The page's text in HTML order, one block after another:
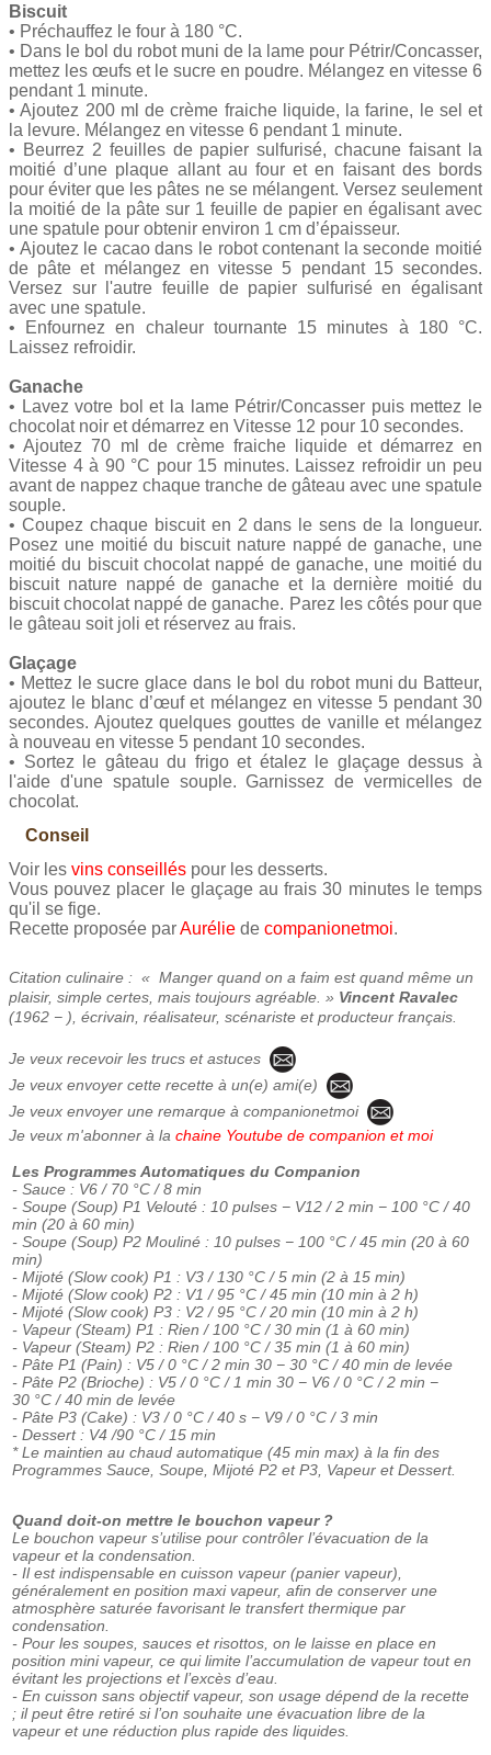
Biscuit
• Préchauffez le four à 180 °C.
• Dans le bol du robot muni de la lame pour Pétrir/Concasser,
mettez les œufs et le sucre en poudre. Mélangez en vitesse 6
pendant 1 minute.
• Ajoutez 200 ml de crème fraiche liquide, la farine, le sel et
la levure. Mélangez en vitesse 6 pendant 1 minute.
• Beurrez 2 feuilles de papier sulfurisé, chacune faisant la
moitié d’une plaque allant au four et en faisant des bords
pour éviter que les pâtes ne se mélangent. Versez seulement
la moitié de la pâte sur 1 feuille de papier en égalisant avec
une spatule pour obtenir environ 1 cm d’épaisseur.
• Ajoutez le cacao dans le robot contenant la seconde moitié
de pâte et mélangez en vitesse 5 pendant 15 secondes.
Versez sur l'autre feuille de papier sulfurisé en égalisant
avec une spatule.
• Enfournez en chaleur tournante 15 minutes à 180 °C.
Laissez refroidir.
Ganache
• Lavez votre bol et la lame Pétrir/Concasser puis mettez le
chocolat noir et démarrez en Vitesse 12 pour 10 secondes.
• Ajoutez 70 ml de crème fraiche liquide et démarrez en
Vitesse 4 à 90 °C pour 15 minutes. Laissez refroidir un peu
avant de nappez chaque tranche de gâteau avec une spatule
souple.
• Coupez chaque biscuit en 2 dans le sens de la longueur.
Posez une moitié du biscuit nature nappé de ganache, une
moitié du biscuit chocolat nappé de ganache, une moitié du
biscuit nature nappé de ganache et la dernière moitié du
biscuit chocolat nappé de ganache. Parez les côtés pour que
le gâteau soit joli et réservez au frais.
Glaçage
• Mettez le sucre glace dans le bol du robot muni du Batteur,
ajoutez le blanc d’œuf et mélangez en vitesse 5 pendant 30
secondes. Ajoutez quelques gouttes de vanille et mélangez
à nouveau en vitesse 5 pendant 10 secondes.
• Sortez le gâteau du frigo et étalez le glaçage dessus à
l'aide d'une spatule souple. Garnissez de vermicelles de
chocolat.
Conseil
Voir les vins conseillés pour les desserts.
Vous pouvez placer le glaçage au frais 30 minutes le temps
qu'il se fige.
Recette proposée parAurélie de companionetmoi.
Citation culinaire : « Manger quand on a faim est quand même un
plaisir, simple certes, mais toujours agréable. » Vincent Ravalec
(1962 − ), écrivain, réalisateur, scénariste et producteur français.
Je veux recevoir les trucs et astuces
Je veux envoyer cette recette à un(e) ami(e)
Je veux envoyer une remarque à companionetmoi
Je veux m'abonner à la chaine Youtube de companion et moi
Les Programmes Automatiques du Companion
- Sauce : V6 / 70 °C / 8 min
- Soupe (Soup) P1 Velouté : 10 pulses − V12 / 2 min − 100 °C / 40
min (20 à 60 min)
- Soupe (Soup) P2 Mouliné : 10 pulses − 100 °C / 45 min (20 à 60
min)
- Mijoté (Slow cook) P1 : V3 / 130 °C / 5 min (2 à 15 min)
- Mijoté (Slow cook) P2 : V1 / 95 °C / 45 min (10 min à 2 h)
- Mijoté (Slow cook) P3 : V2 / 95 °C / 20 min (10 min à 2 h)
- Vapeur (Steam) P1 : Rien / 100 °C / 30 min (1 à 60 min)
- Vapeur (Steam) P2 : Rien / 100 °C / 35 min (1 à 60 min)
- Pâte P1 (Pain) : V5 / 0 °C / 2 min 30 − 30 °C / 40 min de levée
- Pâte P2 (Brioche) : V5 / 0 °C / 1 min 30 − V6 / 0 °C / 2 min −
30 °C / 40 min de levée
- Pâte P3 (Cake) : V3 / 0 °C / 40 s − V9 / 0 °C / 3 min
- Dessert : V4 /90 °C / 15 min
* Le maintien au chaud automatique (45 min max) à la fin des
Programmes Sauce, Soupe, Mijoté P2 et P3, Vapeur et Dessert.
Quand doit-on mettre le bouchon vapeur ?
Le bouchon vapeur s’utilise pour contrôler l’évacuation de la
vapeur et la condensation.
- Il est indispensable en cuisson vapeur (panier vapeur),
généralement en position maxi vapeur, afin de conserver une
atmosphère saturée favorisant le transfert thermique par
condensation.
- Pour les soupes, sauces et risottos, on le laisse en place en
position mini vapeur, ce qui limite l’accumulation de vapeur tout en
évitant les projections et l’excès d’eau.
- En cuisson sans objectif vapeur, son usage dépend de la recette
; il peut être retiré si l’on souhaite une évacuation libre de la
vapeur et une réduction plus rapide des liquides.